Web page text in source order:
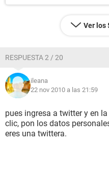
Ver los
RESPUESTA 2 / 20
ileana
22 nov 2010 a las 21:59
pues ingresa a twitter y en
clic, pon los datos
eres una twittera.